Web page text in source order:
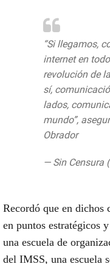
“Si llegamos,
internet en
revolución de
sí,
lados,
mundo”,
Obradorhttps://
— Sin Censura
Recordó que en dichos
en puntos estratégicos
una escuela de
del IMSS, una escuela